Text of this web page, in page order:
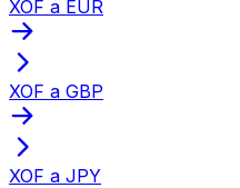
XOF a EUR
XOF a GBP
XOF a JPY